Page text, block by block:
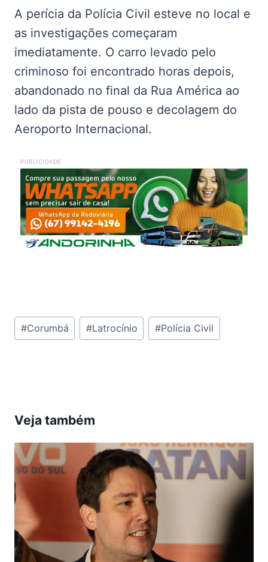
A perícia da Polícia Civil esteve no local e
as investigações começaram
imediatamente. O carro levado pelo
criminoso foi encontrado horas depois,
abandonado no final da Rua América ao
lado da pista de pouso e decolagem do
Aeroporto Internacional.
PUBLICIDADE
Tags
do
#Corumbá #Latrocínio #Polícia Civil
Veja também